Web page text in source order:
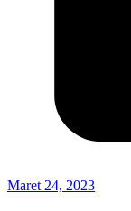
Maret 24, 2023